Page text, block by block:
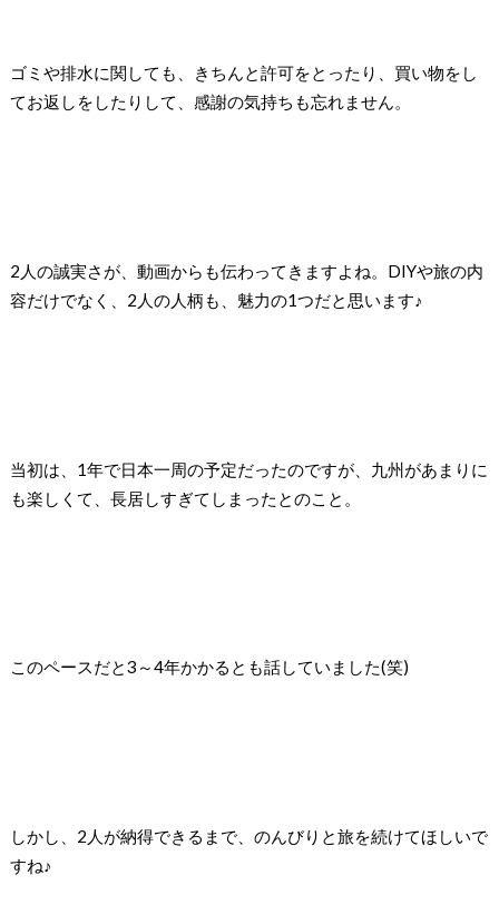
ゴミや排水に関しても、きちんと許可をとったり、買い物をし
てお返しをしたりして、感謝の気持ちも忘れません。
2人の誠実さが、動画からも伝わってきますよね。DIYや旅の内
容だけでなく、2人の人柄も、魅力の1つだと思います♪
当初は、1年で日本一周の予定だったのですが、九州があまりに
も楽しくて、長居しすぎてしまったとのこと。
このペースだと3～4年かかるとも話していました(笑)
しかし、2人が納得できるまで、のんびりと旅を続けてほしいで
すね♪